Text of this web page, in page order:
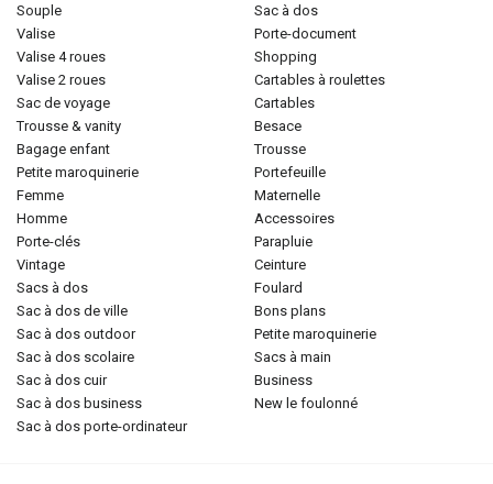
souple
valise
valise 4 roues
valise 2 roues
sac de voyage
trousse & vanity
bagage enfant
petite maroquinerie
femme
homme
porte-clés
vintage
sacs à dos
sac à dos de ville
sac à dos outdoor
sac à dos scolaire
sac à dos cuir
sac à dos business
sac à dos porte-ordinateur
sac à dos
porte-document
shopping
cartables à roulettes
cartables
besace
trousse
portefeuille
maternelle
accessoires
parapluie
ceinture
foulard
bons plans
petite maroquinerie
sacs à main
business
new le foulonné